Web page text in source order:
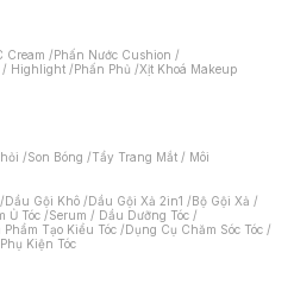
Cream /Phấn Nước Cushion /
/ Highlight /Phấn Phủ /Xịt Khoá Makeup
/Son Bóng /Tẩy Trang Mắt / Môi
/Dầu Gội Khô /Dầu Gội Xả 2in1 /Bộ Gội Xả /
Ủ Tóc /Serum / Dầu Dưỡng Tóc /
Phẩm Tạo Kiểu Tóc /Dụng Cụ Chăm Sóc Tóc /
Phụ Kiện Tóc